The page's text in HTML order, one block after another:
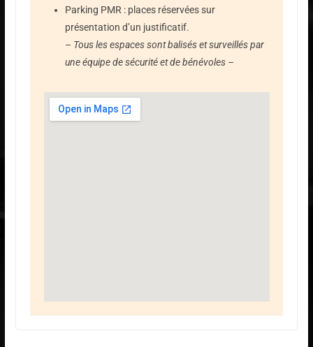
Parking PMR : places réservées sur
présentation d’un justificatif.
– Tous les espaces sont balisés et surveillés par
une équipe de sécurité et de bénévoles –